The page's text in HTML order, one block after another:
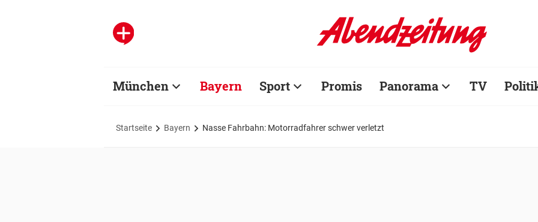
München Bayern Sport Promis Panorama TV
Startseite Bayern Nasse Fahrbahn: Motorradfahrer schwer verletzt